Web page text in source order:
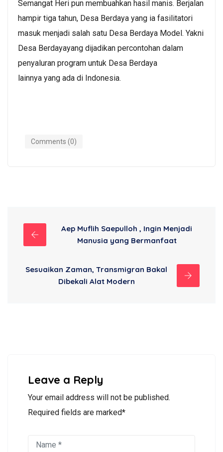
Semangat Heri pun membuahkan hasil manis. Berjalan
hampir tiga tahun, Desa Berdaya yang ia fasilitatori
masuk menjadi salah satu Desa Berdaya Model. Yakni
Desa Berdayayang dijadikan percontohan dalam
penyaluran program untuk Desa Berdaya
lainnya yang ada di Indonesia.
Comments (0)
Aep Muflih Saepulloh , Ingin Menjadi
Manusia yang Bermanfaat
Sesuaikan Zaman, Transmigran Bakal
Dibekali Alat Modern
Leave a Reply
Your email address will not be published.
Required fields are marked*